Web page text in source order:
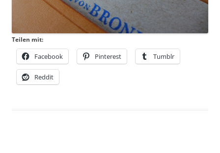
Teilen mit:
Facebook Pinterest Tumblr
Reddit